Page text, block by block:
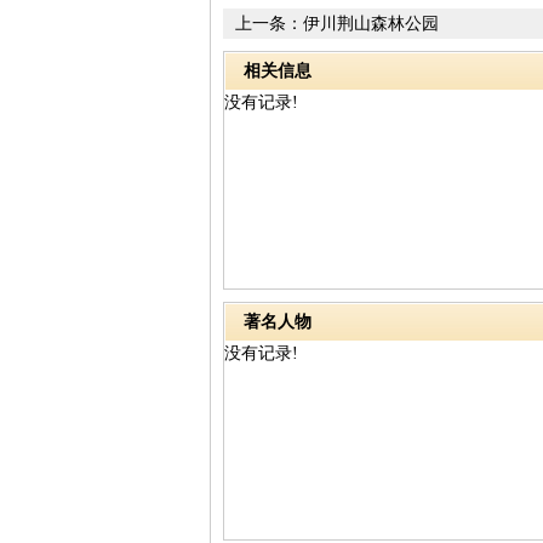
上一条： 伊川荆山森林公园
相关信息
没有记录!
著名人物
没有记录!